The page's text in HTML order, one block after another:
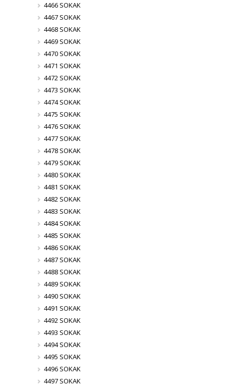
4466 SOKAK
4467 SOKAK
4468 SOKAK
4469 SOKAK
4470 SOKAK
4471 SOKAK
4472 SOKAK
4473 SOKAK
4474 SOKAK
4475 SOKAK
4476 SOKAK
4477 SOKAK
4478 SOKAK
4479 SOKAK
4480 SOKAK
4481 SOKAK
4482 SOKAK
4483 SOKAK
4484 SOKAK
4485 SOKAK
4486 SOKAK
4487 SOKAK
4488 SOKAK
4489 SOKAK
4490 SOKAK
4491 SOKAK
4492 SOKAK
4493 SOKAK
4494 SOKAK
4495 SOKAK
4496 SOKAK
4497 SOKAK